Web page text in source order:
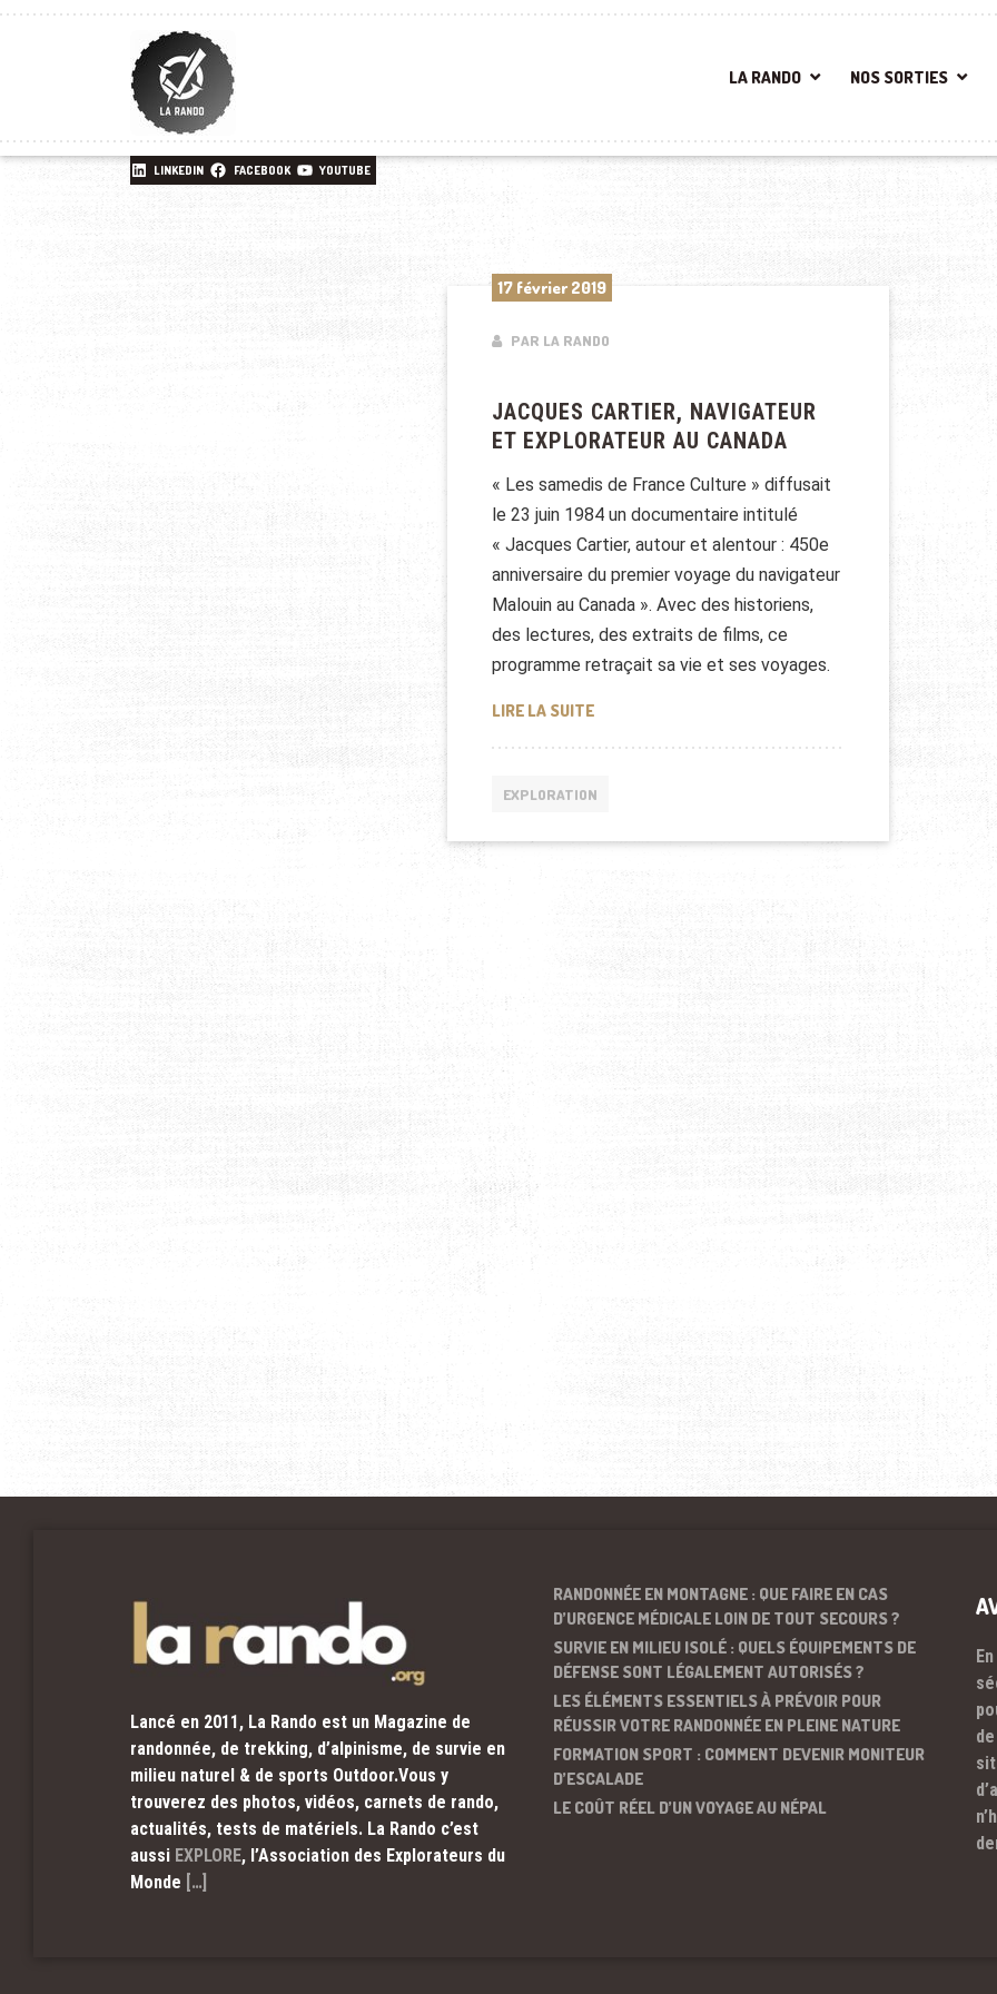
LA RANDO NOS SORTIES
LINKEDIN FACEBOOK YOUTUBE
17 février 2019
PAR LA RANDO
JACQUES CARTIER, NAVIGATEUR
ET EXPLORATEUR AU CANADA
« Les samedis de France Culture » diffusait
le 23 juin 1984 un documentaire intitulé
« Jacques Cartier, autour et alentour : 450e
anniversaire du premier voyage du navigateur
Malouin au Canada ». Avec des historiens,
des lectures, des extraits de films, ce
programme retraçait sa vie et ses voyages.
LIRE LA SUITEJACQUES CARTIER, NAVIGATEUR ET EXPLORATEUR AU
EXPLORATION
Lancé en 2011, La Rando est un Magazine de
randonnée, de trekking, d’alpinisme, de survie en
milieu naturel & de sports Outdoor.Vous y
trouverez des photos, vidéos, carnets de rando,
actualités, tests de matériels. La Rando c’est
aussi EXPLORE, l’Association des Explorateurs du
Monde […]
RANDONNÉE EN MONTAGNE : QUE FAIRE EN CAS
D’URGENCE MÉDICALE LOIN DE TOUT SECOURS ?
SURVIE EN MILIEU ISOLÉ : QUELS ÉQUIPEMENTS DE
DÉFENSE SONT LÉGALEMENT AUTORISÉS ?
LES ÉLÉMENTS ESSENTIELS À PRÉVOIR POUR
RÉUSSIR VOTRE RANDONNÉE EN PLEINE NATURE
FORMATION SPORT : COMMENT DEVENIR MONITEUR
D’ESCALADE
LE COÛT RÉEL D’UN VOYAGE AU NÉPAL